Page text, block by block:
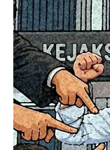
Dalam aksi
utama. Pertama,
pemborosan
penurunan harga
Ketiga, menuntut
pembangunan
menolak praktik